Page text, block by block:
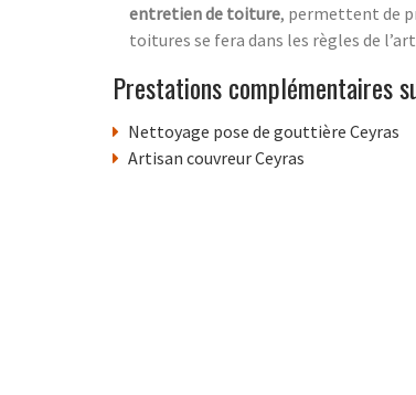
entretien de toiture, permettent de
toitures se fera dans les règles de
Prestations complémentaires
Nettoyage pose de gouttière Ceyras
Artisan couvreur Ceyras